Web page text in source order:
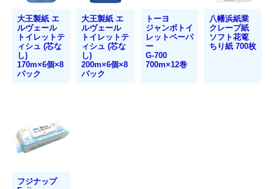
住居用洗剤
洗濯用洗剤
カビ除去・防止剤
大王製紙 エ
ルヴェール
トイレットテ
ィシュ (芯な
し)
170m×6個×8
パック
大王製紙 エ
ルヴェール
トイレットテ
ィシュ (芯な
し)
200m×6個×8
パック
トーヨ
ジャンボトイ
レットペーパ
ー
G-700
700m×12巻
八幡浜紙業
クレープ紙
ソフト花篭
ちり紙 700枚
フジナップ